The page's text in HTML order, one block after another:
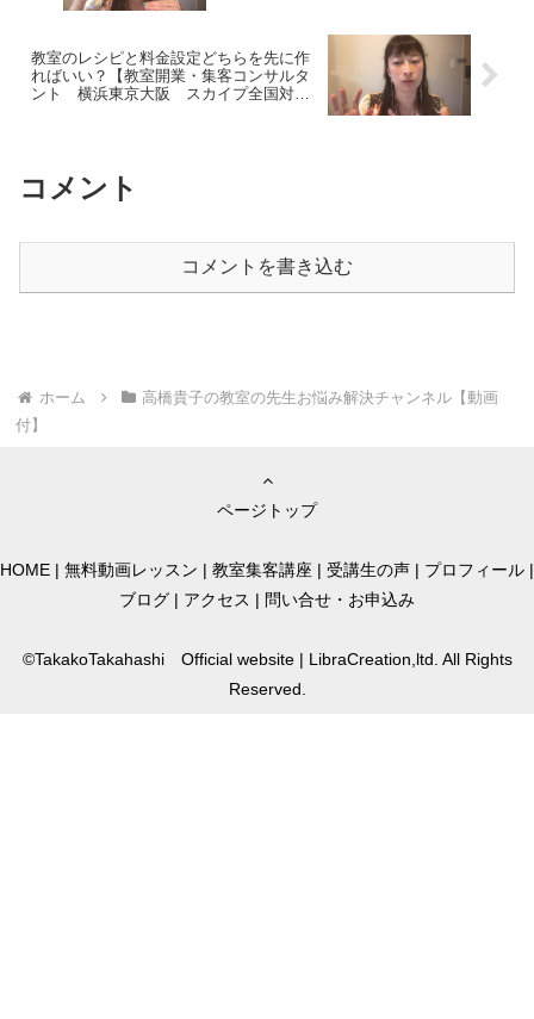
教室のレシピと料金設定どちらを先に作
ればいい？【教室開業・集客コンサルタ
ント 横浜東京大阪 スカイプ全国対
コメント
コメントを書き込む
ホーム
高橋貴子の教室の先生お悩み解決チャンネル【動画
付】
ページトップ
HOME | 無料動画レッスン | 教室集客講座 | 受講生の声 | プロフィール |
ブログ | アクセス | 問い合せ・お申込み
©TakakoTakahashi Official website | LibraCreation,ltd. All Rights
Reserved.